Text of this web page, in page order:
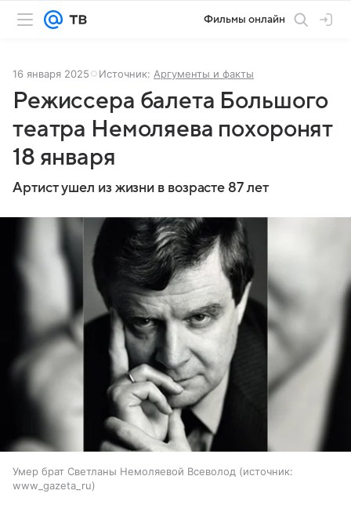
Фильмы онлайн
16 января 2025 Источник: Аргументы и факты
Режиссера балета Большого
театра Немоляева похоронят
18 января
Артист ушел из жизни в возрасте 87 лет
Умер брат Светланы Немоляевой Всеволод
источник:
www_gazeta_ru